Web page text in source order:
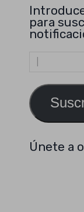
para
Dirección
de
Únete a